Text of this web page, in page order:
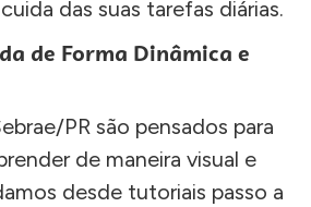
das suas tarefas diárias.
de Forma Dinâmica e
PR são pensados para
de maneira visual e
desde tutoriais passo a